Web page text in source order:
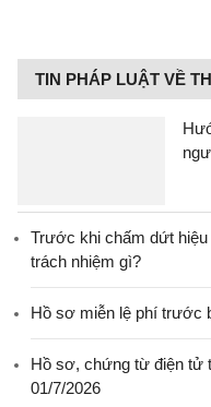
TIN PHÁP LUẬT VỀ
Trước khi chấm dứt
trách nhiệm gì?
Hồ sơ miễn lệ phí trước
Hồ sơ, chứng từ điện tử
01/7/2026